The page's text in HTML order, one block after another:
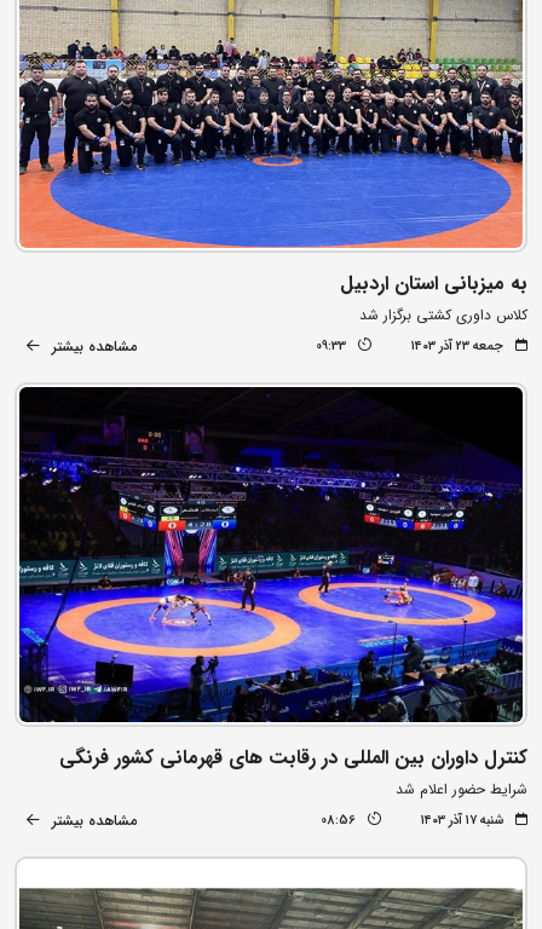
به میزبانی استان اردبیل
کلاس داوری کشتی برگزار شد
جمعه ۲۳ آذر ۱۴۰۳ 09:33 مشاهده بیشتر
کنترل داوران بین المللی در رقابت های قهرمانی کشور فرنگی
شرایط حضور اعلام شد
شنبه ۱۷ آذر ۱۴۰۳ 08:56 مشاهده بیشتر